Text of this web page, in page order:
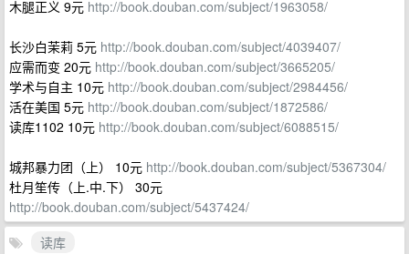
木腿正义 9元 http://book.douban.com/subject/1963058/
长沙白茉莉 5元 http://book.douban.com/subject/4039407/
应需而变 20元 http://book.douban.com/subject/3665205/
学术与自主 10元 http://book.douban.com/subject/2984456/
活在美国 5元 http://book.douban.com/subject/1872586/
读库1102 10元 http://book.douban.com/subject/6088515/
城邦暴力团（上） 10元 http://book.douban.com/subject/5367304/
杜月笙传（上.中.下） 30元
http://book.douban.com/subject/5437424/
读库